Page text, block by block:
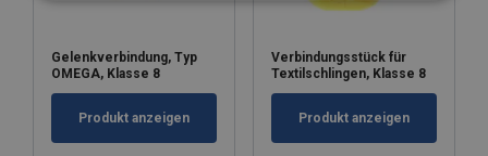
Gelenkverbindung, Typ
OMEGA, Klasse 8
Produkt anzeigen
Verbindungsstück für
Textilschlingen, Klasse 8
Produkt anzeigen